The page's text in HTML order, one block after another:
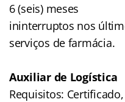
6 (seis) meses
ininterruptos nos
serviços de farmácia.
Auxiliar de Logística
Requisitos: